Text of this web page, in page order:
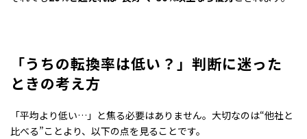
「うちの転換率は低い？」判断に迷った
ときの考え方
「平均より低い…」と焦る必要はありません。大切なのは“他社と
比べる”ことより、以下の点を見ることです。